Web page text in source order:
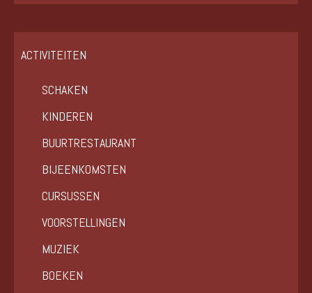
ACTIVITEITEN
SCHAKEN
KINDEREN
BUURTRESTAURANT
BIJEENKOMSTEN
CURSUSSEN
VOORSTELLINGEN
MUZIEK
BOEKEN